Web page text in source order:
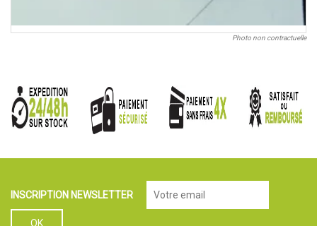
Photo non contractuelle
INSCRIPTION NEWSLETTER